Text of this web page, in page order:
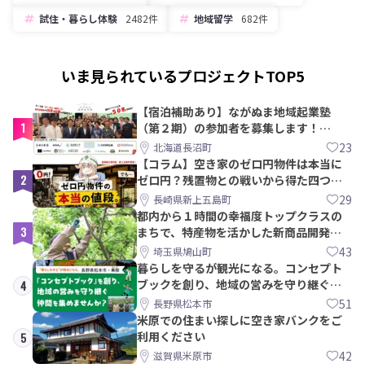
試住・暮らし体験
2482件 地域留学 682件
いま見られているプロジェクトTOP5
1
【宿泊補助あり】ながぬま地域起業塾
（第２期）の参加者を募集します！
【8/21〆】
北海道長沼町 23
2
【コラム】空き家のゼロ円物件は本当に
ゼロ円？残置物との戦いから得た四つの
教訓｜新上五島町
長崎県新上五島町 29
3
都内から１時間の幸福度トップクラスの
まちで、特産物を活かした新商品開発＆
PRメンバー募集！
埼玉県鳩山町 43
4
暮らしを守るが観光になる。コンセプト
ブックを創り、地域の営みを守り継ぐ仲
間を集めませんか？
長野県松本市 51
5
米原での住まい探しに空き家バンクをご
利用ください
滋賀県米原市 42